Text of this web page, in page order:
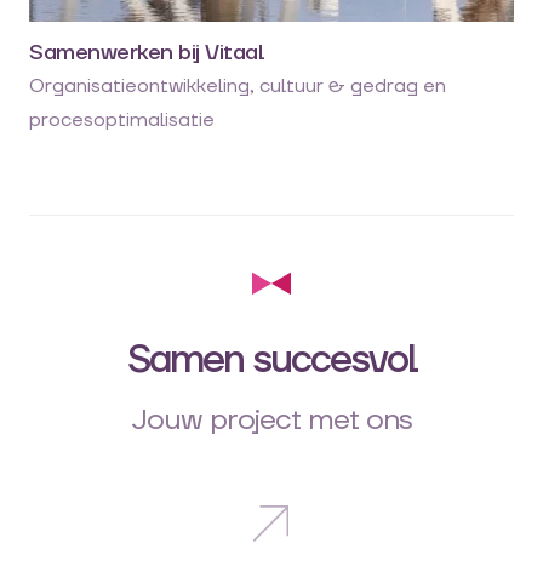
Samenwerken bij Vitaal
Organisatieontwikkeling, cultuur & gedrag en
procesoptimalisatie
Samen succesvol
Jouw project met ons